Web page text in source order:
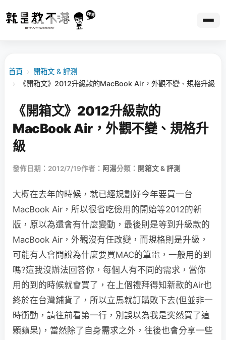
首頁 ›
開箱文 & 評測
›
《開箱文》2012升級款的MacBook Air，外觀不變、規格升級
《開箱文》2012升級款的
MacBook Air，外觀不變、規格升
級
發佈日期：2012/7/19作者： 阿湯分類： 開箱文 & 評測
大概在去年的時候，就已經規劃好今年要買一台
MacBook Air，所以很省吃儉用的開始等2012的新
版，原以為還會有什麼變動，最後則是等到升級款的
MacBook Air，外觀沒有任改變，而規格則是升級，
可能有人會問說為什麼要買MAC的筆電，一般用的到
嗎?這我沒辦法回答你，每個人有不同的需求，當你
用的到的時候就會買了，在上個禮拜得知新款的Air也
終於在台灣鋪貨了，所以立馬就訂購敗下去(但並非一
時衝動，請往前看第一行，別誤以為我是突然買了這
顆蘋果)，當然除了自身需求之外，往後也會分享一些